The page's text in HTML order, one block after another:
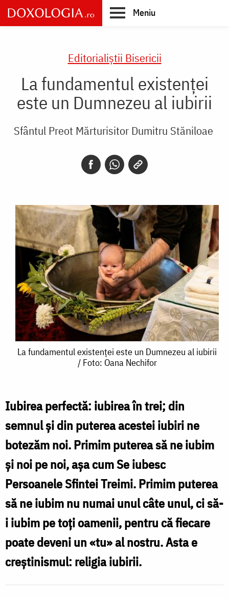
Skip
to
main
Meniu
Editorialiștii Bisericii
La fundamentul existenței
este un Dumnezeu al iubirii
Sfântul Preot Mărturisitor Dumitru Stăniloae
La
este
un
Dumnezeu
iubirii
Foto:
Oana
Nechifor
La fundamentul existenței este un Dumnezeu al iubirii
/ Foto: Oana Nechifor
Iubirea perfectă: iubirea în trei; din
semnul și din puterea acestei iubiri ne
botezăm noi. Primim puterea să ne iubim
și noi pe noi, așa cum Se iubesc
Persoanele Sfintei Treimi. Primim puterea
să ne iubim nu numai unul câte unul, ci să-
i iubim pe toți oamenii, pentru că fiecare
poate deveni un «tu» al nostru. Asta e
creștinismul: religia iubirii.